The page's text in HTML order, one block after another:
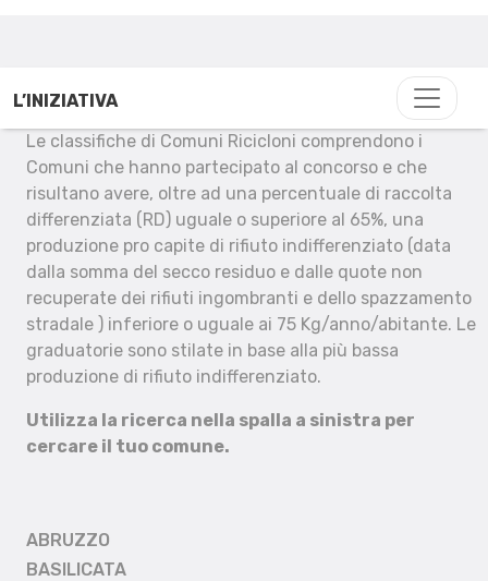
L’INIZIATIVA
Le classifiche di Comuni Ricicloni comprendono i
Comuni che hanno partecipato al concorso e che
risultano avere, oltre ad una percentuale di raccolta
differenziata (RD) uguale o superiore al 65%, una
produzione pro capite di rifiuto indifferenziato (data
dalla somma del secco residuo e dalle quote non
recuperate dei rifiuti ingombranti e dello spazzamento
stradale ) inferiore o uguale ai 75 Kg/anno/abitante. Le
graduatorie sono stilate in base alla più bassa
produzione di rifiuto indifferenziato.
Utilizza la ricerca nella spalla a sinistra per
cercare il tuo comune.
ABRUZZO
BASILICATA